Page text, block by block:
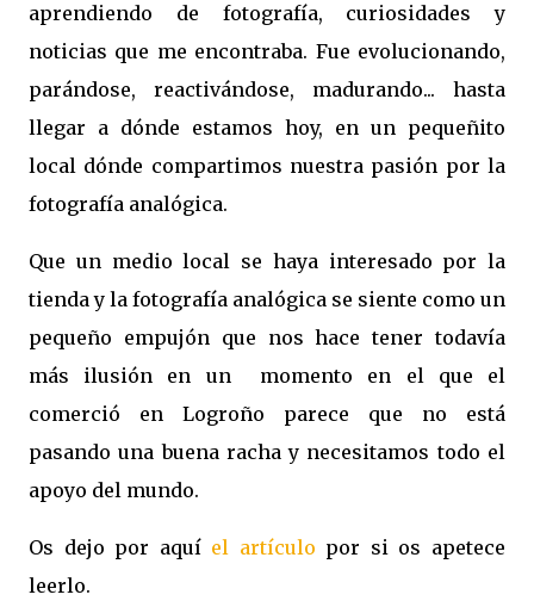
aprendiendo de fotografía, curiosidades y
noticias que me encontraba. Fue evolucionando,
parándose, reactivándose, madurando... hasta
llegar a dónde estamos hoy, en un pequeñito
local dónde compartimos nuestra pasión por la
fotografía analógica.
Que un medio local se haya interesado por la
tienda y la fotografía analógica se siente como un
pequeño empujón que nos hace tener todavía
más ilusión en un momento en el que el
comerció en Logroño parece que no está
pasando una buena racha y necesitamos todo el
apoyo del mundo.
Os dejo por aquí el artículo por si os apetece
leerlo.